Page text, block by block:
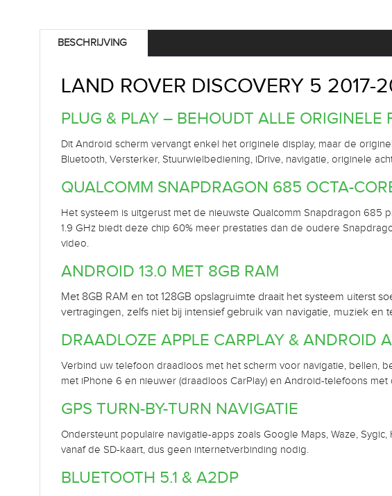
BESCHRIJVING
LAND ROVER DISCOVERY 5 2017-
PLUG & PLAY – BEHOUDT ALLE ORIGINELE
Dit Android scherm vervangt enkel het originele display, maar de
Bluetooth, Versterker, Stuurwielbediening, iDrive, navigatie, originele
QUALCOMM SNAPDRAGON 685 OCTA-
Het systeem is uitgerust met de nieuwste Qualcomm Snapdragon
1.9 GHz biedt deze chip 60% meer prestaties dan de oudere
video.
ANDROID 13.0 MET 8GB RAM
Met 8GB RAM en tot 128GB opslagruimte draait het systeem uiterst
vertragingen, zelfs niet bij intensief gebruik van navigatie, muziek en
DRAADLOZE APPLE CARPLAY & ANDROID
Verbind uw telefoon draadloos met het scherm voor navigatie, bellen,
met iPhone 6 en nieuwer (draadloos CarPlay) en Android-telefoons
GPS TURN-BY-TURN NAVIGATIE
Ondersteunt populaire navigatie-apps zoals Google Maps, Waze,
vanaf de SD-kaart, dus geen internetverbinding nodig.
BLUETOOTH 5.1 & A2DP